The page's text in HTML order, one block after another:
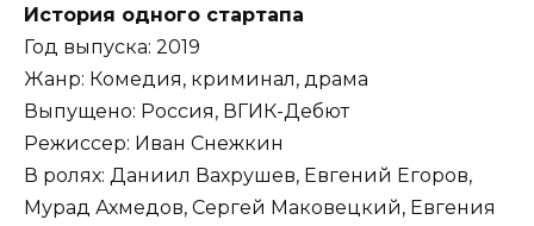
История одного стартапа
Год выпуска: 2019
Жанр: Комедия, криминал, драма
Выпущено: Россия, ВГИК-Дебют
Режиссер: Иван Снежкин
В ролях: Даниил Вахрушев, Евгений Егоров,
Мурад Ахмедов, Сергей Маковецкий, Евгения